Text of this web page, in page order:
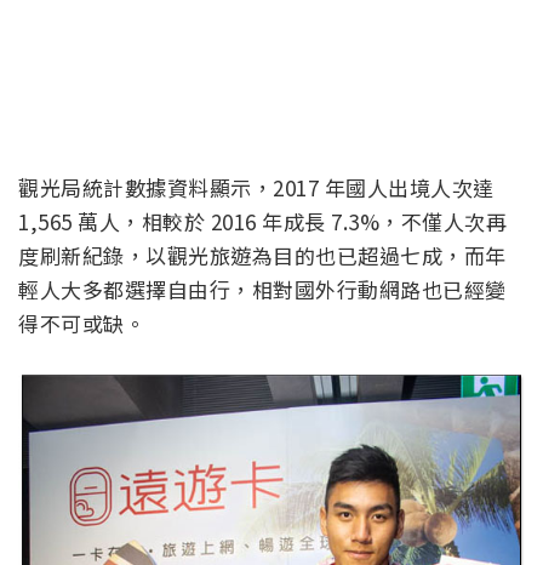
觀光局統計數據資料顯示，2017 年國人出境人次達
1,565 萬人，相較於 2016 年成長 7.3%，不僅人次再
度刷新紀錄，以觀光旅遊為目的也已超過七成，而年
輕人大多都選擇自由行，相對國外行動網路也已經變
得不可或缺。